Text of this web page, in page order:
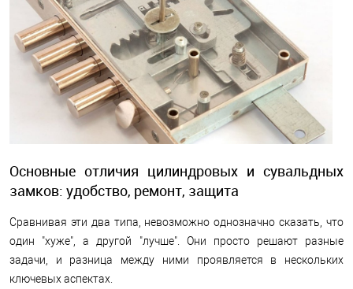
Основные отличия цилиндровых и сувальдных
замков: удобство, ремонт, защита
Сравнивая эти два типа, невозможно однозначно сказать, что
один "хуже", а другой "лучше". Они просто решают разные
задачи, и разница между ними проявляется в нескольких
ключевых аспектах.